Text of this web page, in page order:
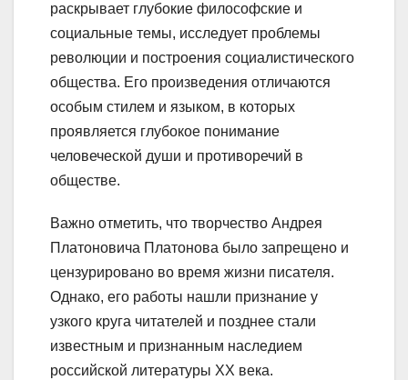
раскрывает глубокие философские и
социальные темы, исследует проблемы
революции и построения социалистического
общества. Его произведения отличаются
особым стилем и языком, в которых
проявляется глубокое понимание
человеческой души и противоречий в
обществе.
Важно отметить, что творчество Андрея
Платоновича Платонова было запрещено и
цензурировано во время жизни писателя.
Однако, его работы нашли признание у
узкого круга читателей и позднее стали
известным и признанным наследием
российской литературы XX века.